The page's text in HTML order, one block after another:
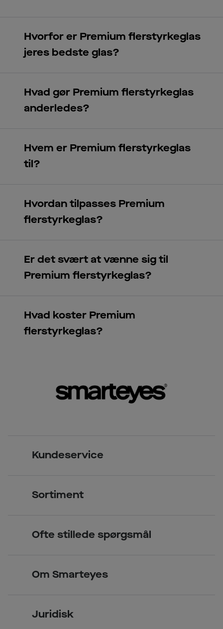
Hvorfor er Premium flerstyrkeglas
jeres bedste glas?
Hvad gør Premium flerstyrkeglas
anderledes?
Hvem er Premium flerstyrkeglas
til?
Hvordan tilpasses Premium
flerstyrkeglas?
Er det svært at vænne sig til
Premium flerstyrkeglas?
Hvad koster Premium
flerstyrkeglas?
Se her, hvilke
tilbud vi har lige nu
Kundeservice
Smarteyes Erhverv / B2B
Se nuværende tilbud
Sortiment
Ofte stillede spørgsmål
Om Smarteyes
Juridisk